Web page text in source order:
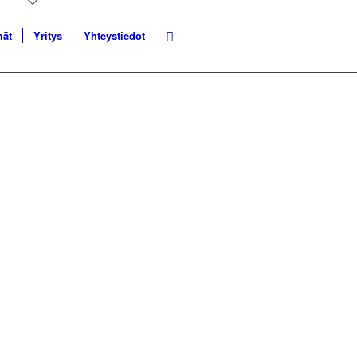
Yritys Yhteystiedot